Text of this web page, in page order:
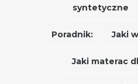
syntetyczne
Poradnik: Jaki
Jaki materac